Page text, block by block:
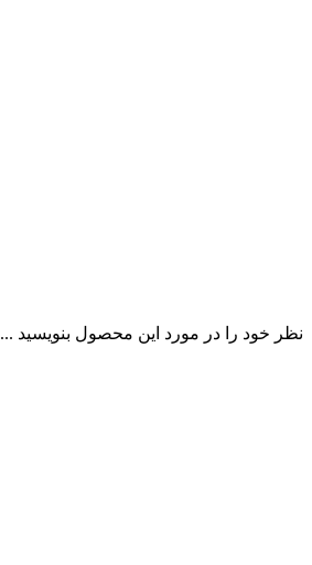
نظر خود را در مورد این محصول بنویسید ...